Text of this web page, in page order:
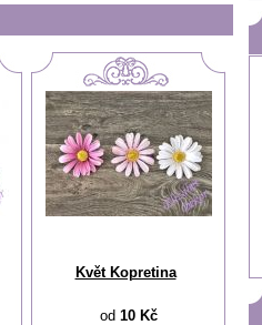
Květ Kopretina
od 10 Kč